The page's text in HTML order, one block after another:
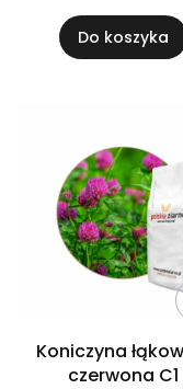
Do koszyka
Koniczyna
czerwona C1